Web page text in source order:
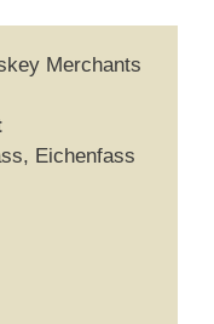
Merchants
Eichenfass